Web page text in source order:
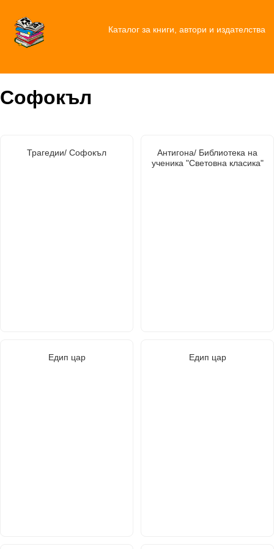
Каталог за книги, автори и издателства
Софокъл
Трагедии/ Софокъл
Антигона/ Библиотека на
ученика "Световна класика"
Едип цар Едип цар